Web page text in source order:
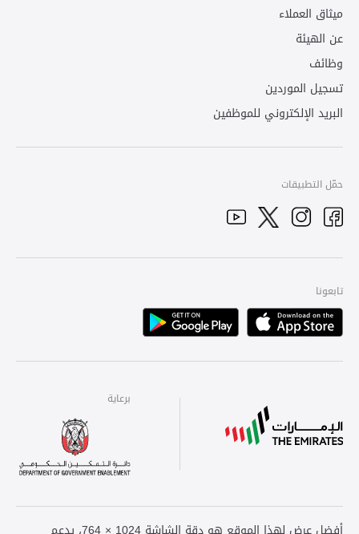
ميثاق العملاء
عن الهيئة
وظائف
تسجيل الموردين
البريد الإلكتروني للموظفين
حمّل التطبيقات
Facebook
Instagram
Twitter
YouTube
تابعونا
Apple
Playstore
برعاية
برعاية